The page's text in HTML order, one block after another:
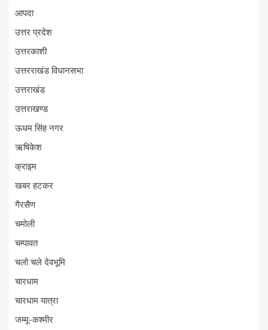
आपदा
उत्तर प्रदेश
उत्तरकाशी
उत्तरराखंड विधानसभा
उत्तराखंड
उत्तराखण्ड
ऊधम सिंह नगर
ऋषिकेश
क्राइम
खबर हटकर
गैरसैण
चमोली
चम्पावत
चलो चले देवभूमि
चारधाम
चारधाम यात्रा
जम्मू-कश्मीर